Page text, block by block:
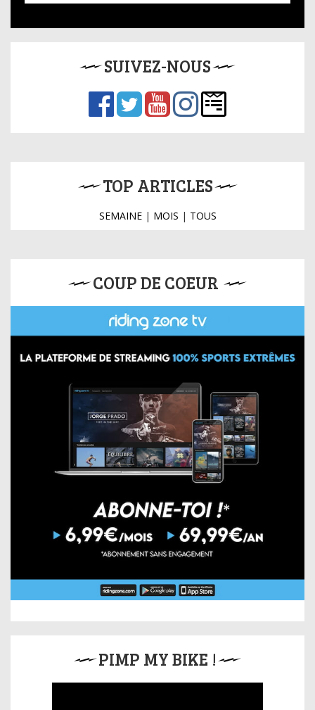
SUIVEZ-NOUS
TOP ARTICLES
SEMAINE| MOIS | TOUS
COUP DE COEUR
PIMP MY BIKE !